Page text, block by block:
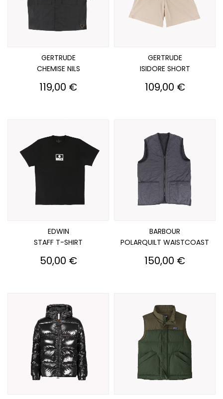
GERTRUDE
CHEMISE NILS
Prix
119,00 €
GERTRUDE
ISIDORE SHORT
Prix
109,00 €
EDWIN
STAFF T-SHIRT
Prix
50,00 €
BARBOUR
POLARQUILT WAISTCOAST
Prix
150,00 €